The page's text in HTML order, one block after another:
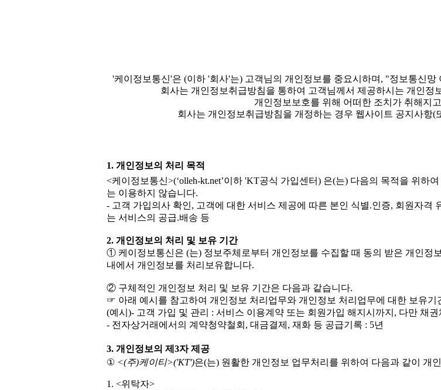
'케이정보통신'은 (이하 '회사'는) 고객님의 개인정보를 중요시하며, "정보통신
회사는 개인정보취급방침을 통하여 고객님께서 제공하시는 개인정
개인정보보호를 위해 어떠한 조치가 취해지
회사는 개인정보취급방침을 개정하는 경우 웹사이트 공지사항
1. 개인정보의 처리 목적
<케이정보통신>(‘olleh-kt.net’이하 'KT공식 가입센터) 은(는) 다음의 목적을 위하
는 이용하지 않습니다.
- 고객 가입의사 확인, 고객에 대한 서비스 제공에 따른 본인 식별.인증, 회원자격
는 서비스의 공급.배송 등
2. 개인정보의 처리 및 보유 기간
① 케이정보통신은 (는) 정보주체로부터 개인정보를 수집할 때 동의 받은 개인정
내에서 개인정보를 처리보유합니다.
② 구체적인 개인정보 처리 및 보유 기간은 다음과 같습니다.
☞ 아래 예시를 참고하여 개인정보 처리업무와 개인정보 처리업무에 대한 보유기
(예시)- 고객 가입 및 관리 : 서비스 이용계약 또는 회원가입 해지시까지, 다만 채
- 전자상거래에서의 계약청약철회, 대금결제, 재화 등 공급기록 : 5년
3. 개인정보의 제3자 제공
① <(주)케이티>('KT')은(는) 원활한 개인정보 업무처리를 위하여 다음과 같이 개
1. <위탁자>